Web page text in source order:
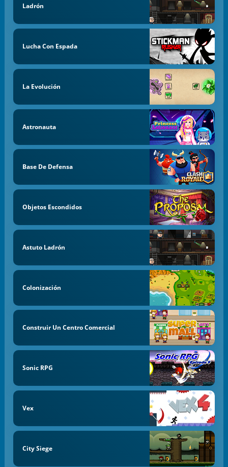
Ladrón
Lucha Con Espada
La Evolución
Astronauta
Base De Defensa
Objetos Escondidos
Astuto Ladrón
Colonización
Construir Un Centro Comercial
Sonic RPG
Vex
City Siege